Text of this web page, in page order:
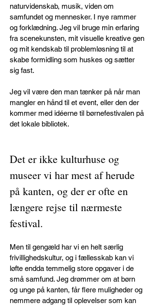
naturvidenskab, musik, viden om
samfundet og mennesker. I nye rammer
og forklædning. Jeg vil bruge min erfaring
fra scenekunsten, mit visuelle kreative gen
og mit kendskab til problemløsning til at
skabe formidling som huskes og sætter
sig fast.
Jeg vil være den man tænker på når man
mangler en hånd til et event, eller den der
kommer med idéerne til børnefestivalen på
det lokale bibliotek.
Det er ikke kulturhuse og
museer vi har mest af herude
på kanten, og der er ofte en
længere rejse til nærmeste
festival.
Men til gengæld har vi en helt særlig
frivillighedskultur, og i fællesskab kan vi
løfte endda temmelig store opgaver i de
små samfund. Jeg drømmer om at børn
og unge på kanten, får flere muligheder og
nemmere adgang til oplevelser som kan